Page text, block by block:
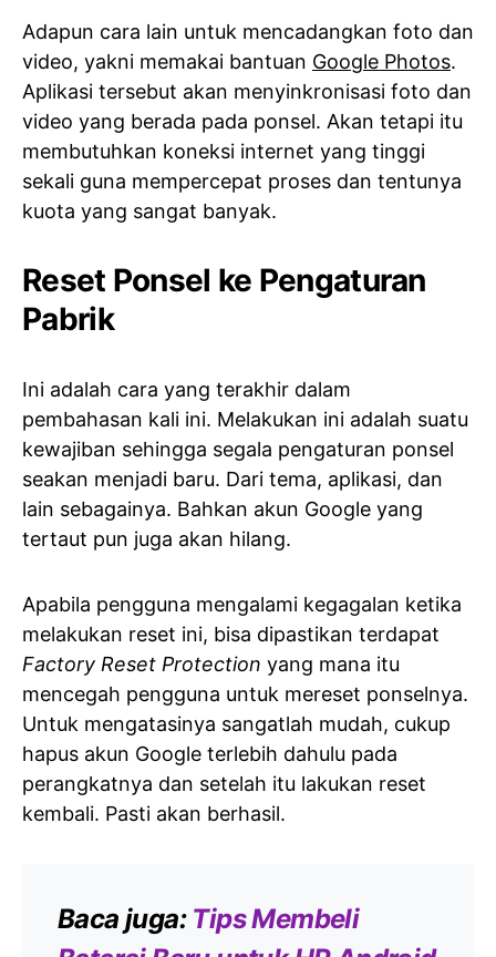
Adapun cara lain untuk mencadangkan foto dan
video, yakni memakai bantuan Google Photos.
Aplikasi tersebut akan menyinkronisasi foto dan
video yang berada pada ponsel. Akan tetapi itu
membutuhkan koneksi internet yang tinggi
sekali guna mempercepat proses dan tentunya
kuota yang sangat banyak.
Reset Ponsel ke Pengaturan
Pabrik
Ini adalah cara yang terakhir dalam
pembahasan kali ini. Melakukan ini adalah suatu
kewajiban sehingga segala pengaturan ponsel
seakan menjadi baru. Dari tema, aplikasi, dan
lain sebagainya. Bahkan akun Google yang
tertaut pun juga akan hilang.
Apabila pengguna mengalami kegagalan ketika
melakukan reset ini, bisa dipastikan terdapat
Factory Reset Protection yang mana itu
mencegah pengguna untuk mereset ponselnya.
Untuk mengatasinya sangatlah mudah, cukup
hapus akun Google terlebih dahulu pada
perangkatnya dan setelah itu lakukan reset
kembali. Pasti akan berhasil.
Baca juga: Tips Membeli